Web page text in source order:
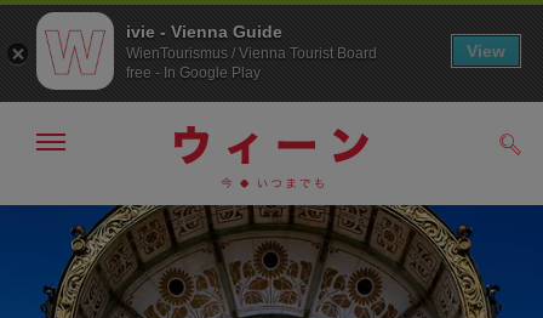
メ
表
示・
非
ivie - Vienna Guide
WienTourismus / Vienna Tourist Board
free - In Google Play
View